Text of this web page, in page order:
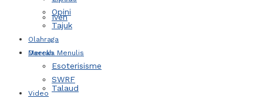
Iven
Daerah
Talaud
Opini
Tajuk
Olahraga
Mereka Menulis
Esoterisisme
SWRF
Video